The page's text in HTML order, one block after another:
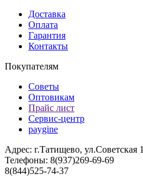
Доставка
Оплата
Гарантия
Контакты
Покупателям
Советы
Оптовикам
Прайс лист
Сервис-центр
paygine
Адрес: г.Татищево, ул.Советская 1
Телефоны: 8(937)269-69-69
8(844)525-74-37